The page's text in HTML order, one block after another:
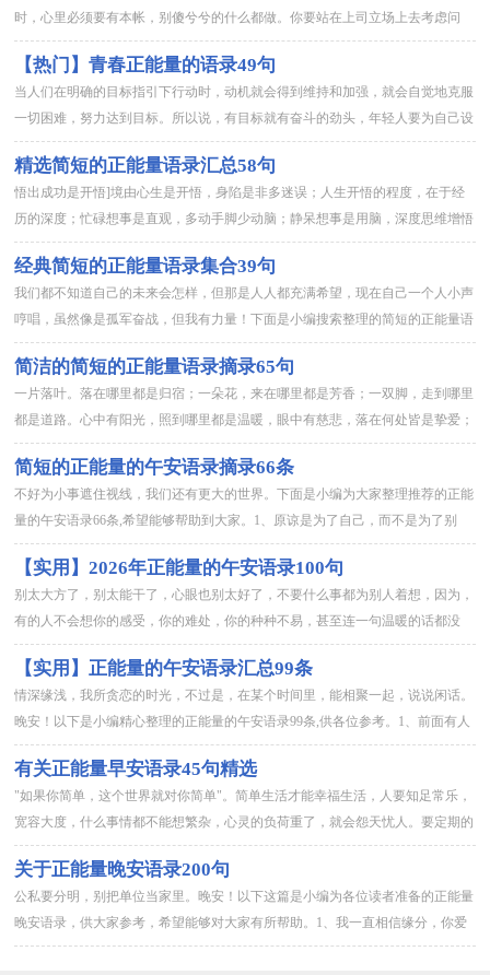
时，心里必须要有本帐，别傻兮兮的什么都做。你要站在上司立场上去考虑问
题，了解上司为什么要做，想达到什么目的。然后再以自己的立场抉择...
【热门】青春正能量的语录49句
当人们在明确的目标指引下行动时，动机就会得到维持和加强，就会自觉地克服
一切困难，努力达到目标。所以说，有目标就有奋斗的劲头，年轻人要为自己设
定一个明确的人生目标，并在目标的指引下一步步地走向成功。因为...
精选简短的正能量语录汇总58句
悟出成功是开悟]境由心生是开悟，身陷是非多迷误；人生开悟的程度，在于经
历的深度；忙碌想事是直观，多动手脚少动脑；静呆想事是用脑，深度思维增悟
性。下面是小编帮大家整理的简短的正能量语录58句,欢迎阅读。...
经典简短的正能量语录集合39句
我们都不知道自己的未来会怎样，但那是人人都充满希望，现在自己一个人小声
哼唱，虽然像是孤军奋战，但我有力量！下面是小编搜索整理的简短的正能量语
录39句,欢迎大家前来欣赏。1、每一个人都有自己的特长和潜质...
简洁的简短的正能量语录摘录65句
一片落叶。落在哪里都是归宿；一朵花，来在哪里都是芳香；一双脚，走到哪里
都是道路。心中有阳光，照到哪里都是温暖，眼中有慈悲，落在何处皆是挚爱；
对于变化中的一切，全然接受，与欢喜而不执，与恐惧而无忧，于逆...
简短的正能量的午安语录摘录66条
不好为小事遮住视线，我们还有更大的世界。下面是小编为大家整理推荐的正能
量的午安语录66条,希望能够帮助到大家。1、原谅是为了自己，而不是为了别
人。它可以帮助你调控坏心情，定格好心情。拥有幸福与成功。2...
【实用】2026年正能量的午安语录100句
别太大方了，别太能干了，心眼也别太好了，不要什么事都为别人着想，因为，
有的人不会想你的感受，你的难处，你的种种不易，甚至连一句温暖的话都没
有！时间久了，他们会觉得一切都是理所当然。即使有一天你撑不住了...
【实用】正能量的午安语录汇总99条
情深缘浅，我所贪恋的时光，不过是，在某个时间里，能相聚一起，说说闲话。
晚安！以下是小编精心整理的正能量的午安语录99条,供各位参考。1、前面有人
在等待自己的时候，人就会变得格外勇敢吧。2、女人一旦具有...
有关正能量早安语录45句精选
"如果你简单，这个世界就对你简单"。简单生活才能幸福生活，人要知足常乐，
宽容大度，什么事情都不能想繁杂，心灵的负荷重了，就会怨天忧人。要定期的
对记忆进行一次删除，把不愉快的人和事从记忆中摈弃，人生苦短...
关于正能量晚安语录200句
公私要分明，别把单位当家里。晚安！以下这篇是小编为各位读者准备的正能量
晚安语录，供大家参考，希望能够对大家有所帮助。1、我一直相信缘分，你爱
或不爱，我依旧不悔一场为你执著的风花雪月，你念或不念，我始终...